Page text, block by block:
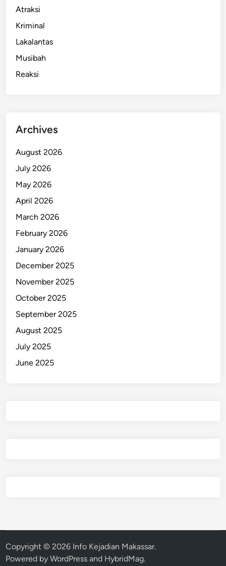
Atraksi
Kriminal
Lakalantas
Musibah
Reaksi
Archives
August 2026
July 2026
May 2026
April 2026
March 2026
February 2026
January 2026
December 2025
November 2025
October 2025
September 2025
August 2025
July 2025
June 2025
Copyright © 2026 Info Kejadian Makassar.
Powered byWordPress and HybridMag.